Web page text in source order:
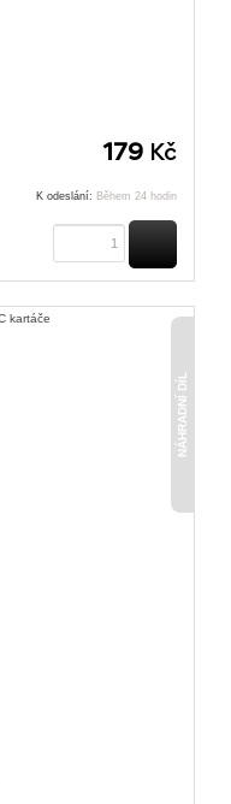
179 Kč
K odeslání: Během 24 hodin
NÁHRADNÍ DÍL